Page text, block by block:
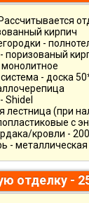
кирпич
-
поризованый
- доска
Shidel
(при
с
кровли -
-
отделку -